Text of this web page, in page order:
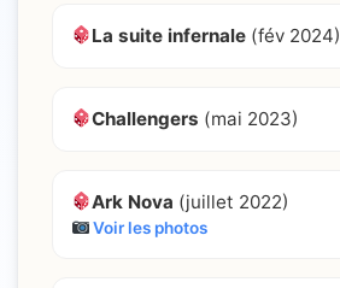
La suite infernale (fév 2024)
Challengers (mai 2023)
Ark Nova (juillet 2022)
Voir les photos